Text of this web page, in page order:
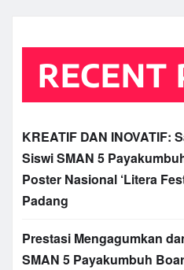
RECENT
KREATIF DAN INOVATIF:
Siswi SMAN 5
Poster Nasional ‘Litera
Padang
Prestasi Mengagumkan
SMAN 5 Payakumbuh